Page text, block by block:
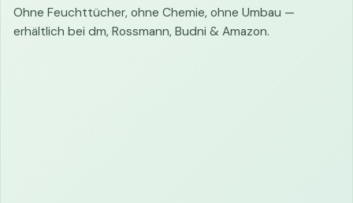
Ohne Feuchttücher, ohne Chemie, ohne Umbau —
erhältlich bei dm, Rossmann, Budni & Amazon.